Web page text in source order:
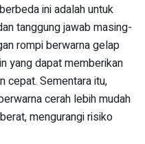
ini adalah untuk
tanggung jawab masing-
rompi berwarna gelap
yang dapat memberikan
cepat. Sementara itu,
cerah lebih mudah
mengurangi risiko